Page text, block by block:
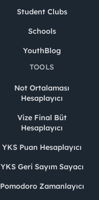
Student Clubs
Schools
YouthBlog
TOOLS
Not Ortalaması
Hesaplayıcı
Vize Final Büt
Hesaplayıcı
YKS Puan Hesaplayıcı
YKS Geri Sayım Sayacı
Pomodoro Zamanlayıcı